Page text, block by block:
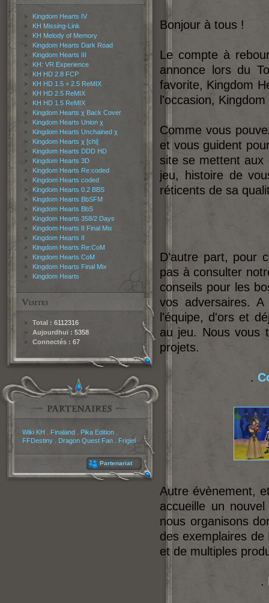
Kingdom Hearts IV
KH Missing-Link
KH Melody of Memory
Kingdom Hearts Dark Road
Kingdom Hearts III
KH: VR Experience
KH HD 2.8 FCP
KH HD 1.5 + 2.5 ReMIX
KH HD 2.5 ReMIX
KH HD 1.5 ReMIX
Kingdom Hearts χ Back Cover
Kingdom Hearts Union χ
Kingdom Hearts Unchained χ
Kingdom Hearts χ [chi]
Kingdom Hearts DDD HD
Kingdom Hearts 3D
Kingdom Hearts Re:coded
Kingdom Hearts coded
Kingdom Hearts 0.2 BBS
Kingdom Hearts BbSFM
Kingdom Hearts BbS
Kingdom Hearts 358/2 Days
Kingdom Hearts II Final Mix
Kingdom Hearts II
Kingdom Hearts Re:CoM
Kingdom Hearts CoM
Kingdom Hearts Final Mix
Kingdom Hearts
Total : 6112316
Aujourdhui : 5358
Connectés : 67
Wiki KH Finaland Pika Edition
FFDestiny
Dragon Quest Fan Frigiel
Partenariat
Bonjour à tous !
Le compte à
annonce lors du
favorite, Kingdom
l'occasion,
Comme vous
et vous guident
site se mettent aux
jeu, histoire de
réticents de sa
D'autre part, pour
pas à consulter
conseils pour les
vos adversaires.
l'équipe, d'ors et
au jeu. Nous vous
projets.
.
Autre évènement,
accueille un
nous organisons
des exemplaires
et de multiples
.